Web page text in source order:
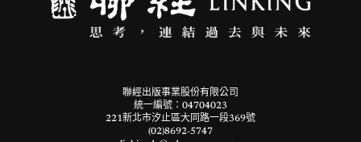
聯經出版事業股份有限公司
統一編號：04704023
221新北市汐止區大同路一段369號
(02)8692-5747